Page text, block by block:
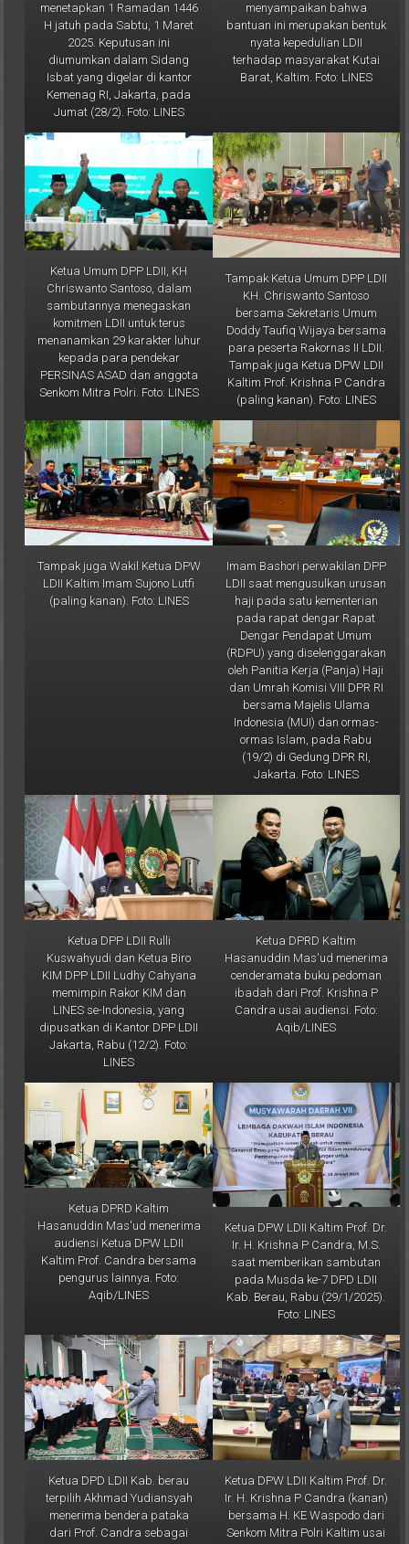
menetapkan 1 Ramadan 1446
H jatuh pada Sabtu, 1 Maret
2025. Keputusan ini
diumumkan dalam Sidang
Isbat yang digelar di kantor
Kemenag RI, Jakarta, pada
Jumat (28/2). Foto: LINES
menyampaikan bahwa
bantuan ini merupakan bentuk
nyata kepedulian LDII
terhadap masyarakat Kutai
Barat, Kaltim. Foto: LINES
Ketua Umum DPP LDII, KH
Chriswanto Santoso, dalam
sambutannya menegaskan
komitmen LDII untuk terus
menanamkan 29 karakter luhur
kepada para pendekar
PERSINAS ASAD dan anggota
Senkom Mitra Polri. Foto: LINES
Tampak Ketua Umum DPP LDII
KH. Chriswanto Santoso
bersama Sekretaris Umum
Doddy Taufiq Wijaya bersama
para peserta Rakornas II LDII.
Tampak juga Ketua DPW LDII
Kaltim Prof. Krishna P Candra
(paling kanan). Foto: LINES
Tampak juga Wakil Ketua DPW
LDII Kaltim Imam Sujono Lutfi
(paling kanan). Foto: LINES
Imam Bashori perwakilan DPP
LDII saat mengusulkan urusan
haji pada satu kementerian
pada rapat dengar Rapat
Dengar Pendapat Umum
(RDPU) yang diselenggarakan
oleh Panitia Kerja (Panja) Haji
dan Umrah Komisi VIII DPR RI
bersama Majelis Ulama
Indonesia (MUI) dan ormas-
ormas Islam, pada Rabu
(19/2) di Gedung DPR RI,
Jakarta. Foto: LINES
Ketua DPP LDII Rulli
Kuswahyudi dan Ketua Biro
KIM DPP LDII Ludhy Cahyana
memimpin Rakor KIM dan
LINES se-Indonesia, yang
dipusatkan di Kantor DPP LDII
Jakarta, Rabu (12/2). Foto:
LINES
Ketua DPRD Kaltim
Hasanuddin Mas'ud menerima
cenderamata buku pedoman
ibadah dari Prof. Krishna P
Candra usai audiensi. Foto:
Aqib/LINES
Ketua DPRD Kaltim
Hasanuddin Mas'ud menerima
audiensi Ketua DPW LDII
Kaltim Prof. Candra bersama
pengurus lainnya. Foto:
Aqib/LINES
Ketua DPW LDII Kaltim Prof. Dr.
Ir. H. Krishna P Candra, M.S.
saat memberikan sambutan
pada Musda ke-7 DPD LDII
Kab. Berau, Rabu (29/1/2025).
Foto: LINES
Ketua DPD LDII Kab. berau
terpilih Akhmad Yudiansyah
menerima bendera pataka
dari Prof. Candra sebagai
Ketua DPW LDII Kaltim Prof. Dr.
Ir. H. Krishna P Candra (kanan)
bersama H. KE Waspodo dari
Senkom Mitra Polri Kaltim usai